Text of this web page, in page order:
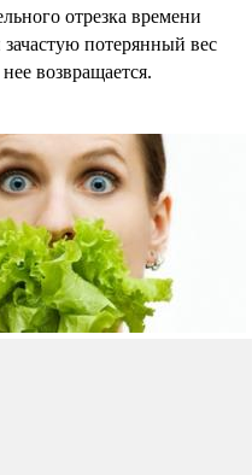
отрезка времени
потерянный вес
возвращается.